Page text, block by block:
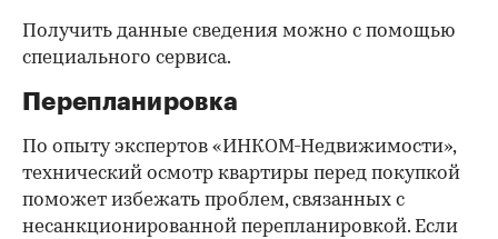
Получить данные сведения можно с помощью
специального сервиса.
Перепланировка
По опыту экспертов «ИНКОМ-Недвижимости»,
технический осмотр квартиры перед покупкой
поможет избежать проблем, связанных с
несанкционированной перепланировкой. Если